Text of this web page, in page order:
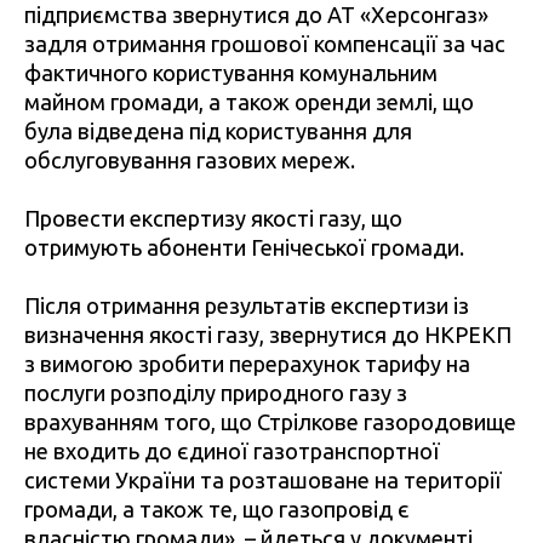
підприємства звернутися до АТ «Херсонгаз»
задля отримання грошової компенсації за час
фактичного користування комунальним
майном громади, а також оренди землі, що
була відведена під користування для
обслуговування газових мереж.
Провести експертизу якості газу, що
отримують абоненти Генічеської громади.
Після отримання результатів експертизи із
визначення якості газу, звернутися до НКРЕКП
з вимогою зробити перерахунок тарифу на
послуги розподілу природного газу з
врахуванням того, що Стрілкове газородовище
не входить до єдиної газотранспортної
системи України та розташоване на території
громади, а також те, що газопровід є